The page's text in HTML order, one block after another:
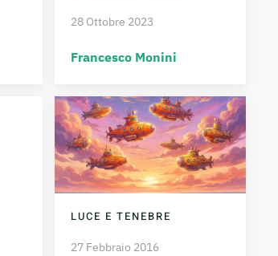
28 Ottobre 2023
Francesco Monini
LUCE E TENEBRE
27 Febbraio 2016